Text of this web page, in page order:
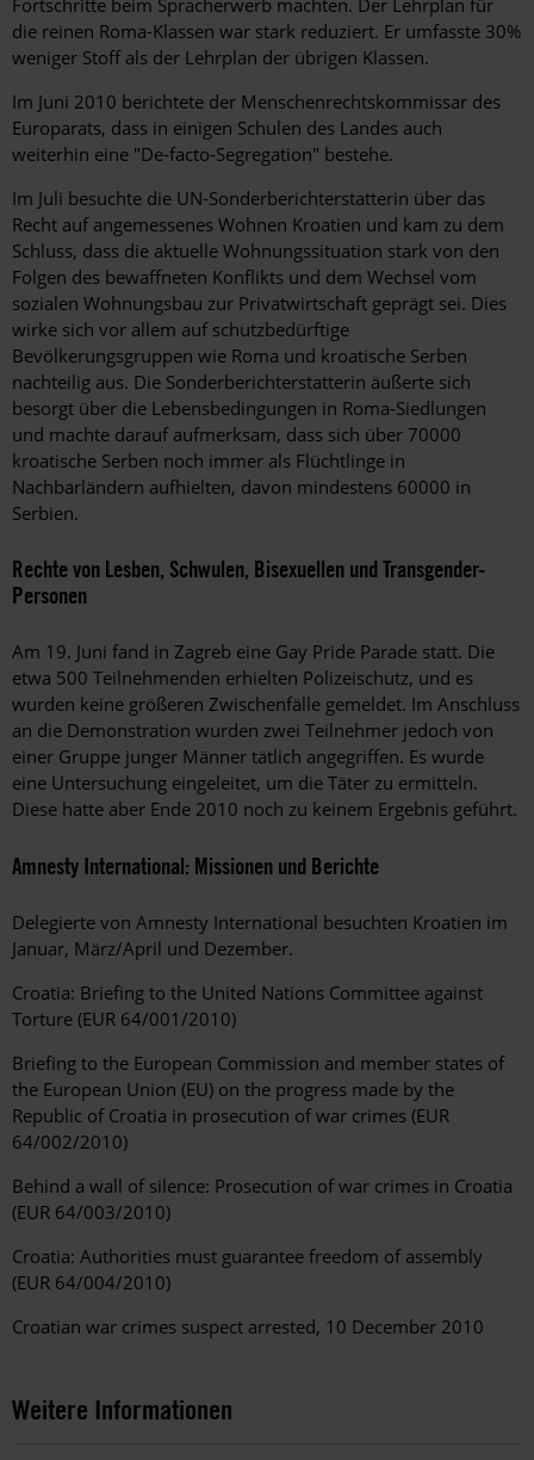
die reinen Roma-Klassen war stark reduziert. Er umfasste 30%
weniger Stoff als der Lehrplan der übrigen Klassen.
Im Juni 2010 berichtete der Menschenrechtskommissar des
Europarats, dass in einigen Schulen des Landes auch
weiterhin eine "De-facto-Segregation" bestehe.
Im Juli besuchte die UN-Sonderberichterstatterin über das
Recht auf angemessenes Wohnen Kroatien und kam zu dem
Schluss, dass die aktuelle Wohnungssituation stark von den
Folgen des bewaffneten Konflikts und dem Wechsel vom
sozialen Wohnungsbau zur Privatwirtschaft geprägt sei. Dies
wirke sich vor allem auf schutzbedürftige
Bevölkerungsgruppen wie Roma und kroatische Serben
nachteilig aus. Die Sonderberichterstatterin äußerte sich
besorgt über die Lebensbedingungen in Roma-Siedlungen
und machte darauf aufmerksam, dass sich über 70000
kroatische Serben noch immer als Flüchtlinge in
Nachbarländern aufhielten, davon mindestens 60000 in
Serbien.
Rechte von Lesben, Schwulen, Bisexuellen und Transgender-
Personen
Am 19. Juni fand in Zagreb eine Gay Pride Parade statt. Die
etwa 500 Teilnehmenden erhielten Polizeischutz, und es
wurden keine größeren Zwischenfälle gemeldet. Im Anschluss
an die Demonstration wurden zwei Teilnehmer jedoch von
einer Gruppe junger Männer tätlich angegriffen. Es wurde
eine Untersuchung eingeleitet, um die Täter zu ermitteln.
Diese hatte aber Ende 2010 noch zu keinem Ergebnis geführt.
Amnesty International: Missionen und Berichte
Delegierte von Amnesty International besuchten Kroatien im
Januar, März/April und Dezember.
Croatia: Briefing to the United Nations Committee against
Torture (EUR 64/001/2010)
Briefing to the European Commission and member states of
the European Union (EU) on the progress made by the
Republic of Croatia in prosecution of war crimes (EUR
64/002/2010)
Behind a wall of silence: Prosecution of war crimes in Croatia
(EUR 64/003/2010)
Croatia: Authorities must guarantee freedom of assembly
(EUR 64/004/2010)
Croatian war crimes suspect arrested, 10 December 2010
Weitere Informationen